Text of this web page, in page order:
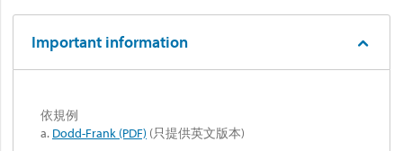
Important information
依規例
a. Dodd-Frank (PDF) (只提供英文版本)